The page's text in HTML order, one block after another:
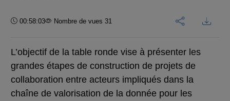
Durée :
00:58:03 Nombre de vues 31
L’objectif de la table ronde vise à présenter les
grandes étapes de construction de projets de
collaboration entre acteurs impliqués dans la
chaîne de valorisation de la donnée pour les